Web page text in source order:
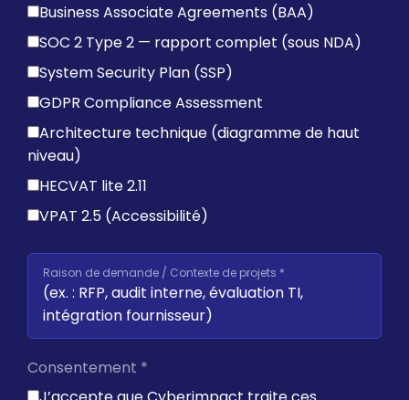
Business Associate Agreements (BAA)
SOC 2 Type 2 — rapport complet (sous NDA)
System Security Plan (SSP)
GDPR Compliance Assessment
Architecture technique (diagramme de haut
niveau)
HECVAT lite 2.11
VPAT 2.5 (Accessibilité)
Raison de demande / Contexte de projets *
Consentement *